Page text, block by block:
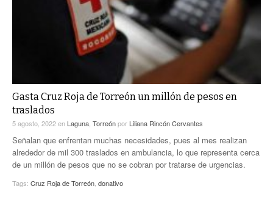
Gasta Cruz Roja de Torreón un millón de pesos en
traslados
5 agosto, 2022en Laguna Torreónpor Liliana Rincón Cervantes
Señalan que enfrentan muchas necesidades, pues al mes realizan
alrededor de mil 300 traslados en ambulancia, lo que representa cerca
de un millón de pesos que no se cobran por tratarse de urgencias.
Tags: Cruz Roja de Torreón donativo